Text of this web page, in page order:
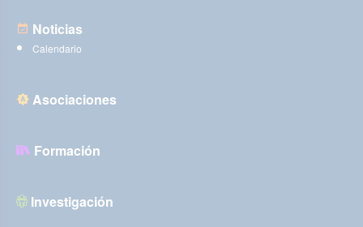
Noticias
Calendario
Asociaciones
Formación
Investigación